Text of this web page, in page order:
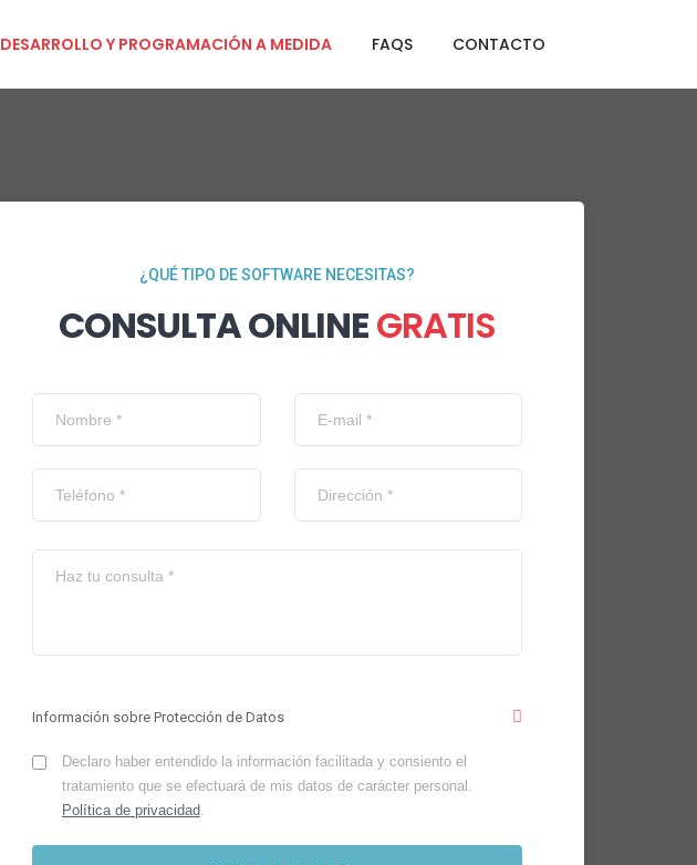
DESARROLLO Y PROGRAMACIÓN A MEDIDA FAQS CONTACTO
¿QUÉ TIPO DE SOFTWARE NECESITAS?
CONSULTA ONLINEGRATIS
Información sobre Protección de Datos
Declaro haber entendido la información facilitada y consiento el
tratamiento que se efectuará de mis datos de carácter personal.
Política de privacidad.